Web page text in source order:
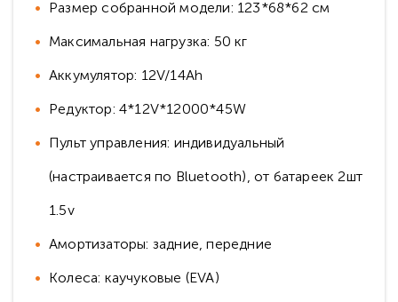
Размер собранной модели: 123*68*62 см
Максимальная нагрузка: 50 кг
Аккумулятор: 12V/14Ah
Редуктор: 4*12V*12000*45W
Пульт управления: индивидуальный
(настраивается по Bluetooth), от батареек 2шт
1.5v
Амортизаторы: задние, передние
Колеса: каучуковые (EVA)